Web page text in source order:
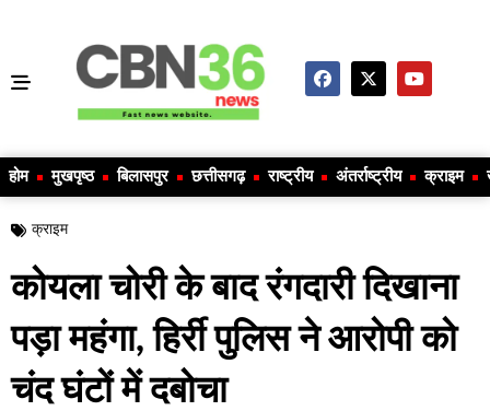
होम मुखपृष्ठ बिलासपुर छत्तीसगढ़ राष्ट्रीय अंतर्राष्ट्रीय क्राइम
क्राइम
कोयला चोरी के बाद रंगदारी दिखाना
पड़ा महंगा, हिर्री पुलिस ने आरोपी को
चंद घंटों में दबोचा